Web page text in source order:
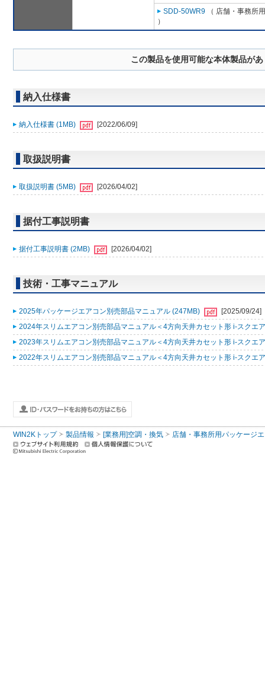
SDD-50WR9 （ 店舗・事務所
）
この製品を使用可能な本体製品が
納入仕様書
納入仕様書 (1MB) [2022/06/09]
取扱説明書
取扱説明書 (5MB) [2026/04/02]
据付工事説明書
据付工事説明書 (2MB) [2026/04/02]
技術・工事マニュアル
2025年パッケージエアコン別売部品マニュアル (247MB)
[2025/09/24]
2024年スリムエアコン別売部品マニュアル＜4方向天井カセット形 i-スクエ
2023年スリムエアコン別売部品マニュアル＜4方向天井カセット形 i-スクエ
2022年スリムエアコン別売部品マニュアル＜4方向天井カセット形 i-スクエ
WIN2Kトップ 製品情報 [業務用]空調・換気 店舗・事務所用パッケージ